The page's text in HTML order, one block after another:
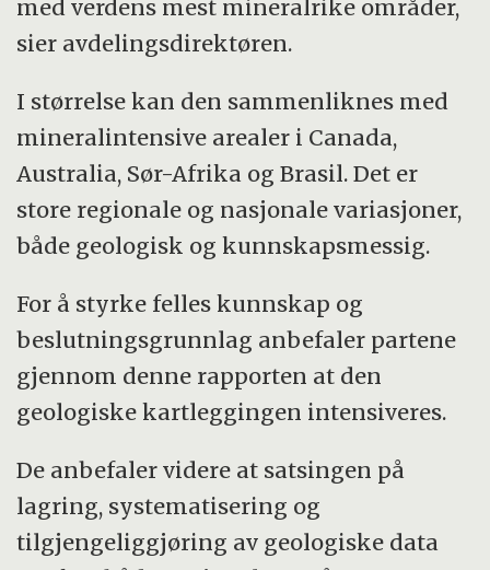
med verdens mest mineralrike områder,
sier avdelingsdirektøren.
I størrelse kan den sammenliknes med
mineralintensive arealer i Canada,
Australia, Sør-Afrika og Brasil. Det er
store regionale og nasjonale variasjoner,
både geologisk og kunnskapsmessig.
For å styrke felles kunnskap og
beslutningsgrunnlag anbefaler partene
gjennom denne rapporten at den
geologiske kartleggingen intensiveres.
De anbefaler videre at satsingen på
lagring, systematisering og
tilgjengeliggjøring av geologiske data